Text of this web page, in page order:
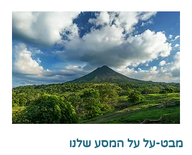
מבט-על על המסע שלנו